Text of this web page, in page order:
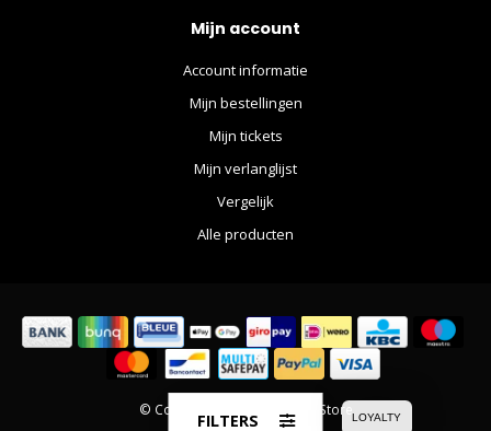
Mijn account
Account informatie
Mijn bestellingen
Mijn tickets
Mijn verlanglijst
Vergelijk
Alle producten
© Copyright 2026 The Movie Store
FILTERS LOYALTY